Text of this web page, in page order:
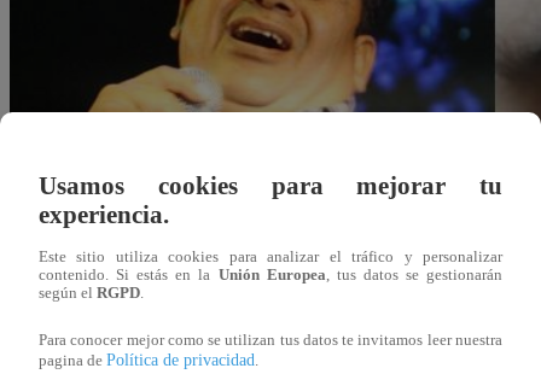
Usamos cookies para mejorar tu
experiencia.
Este sitio utiliza cookies para analizar el tráfico y personalizar
contenido. Si estás en la Unión Europea, tus datos se gestionarán
según el RGPD.
Para conocer mejor como se utilizan tus datos te invitamos leer nuestra
pagina de Política de privacidad.